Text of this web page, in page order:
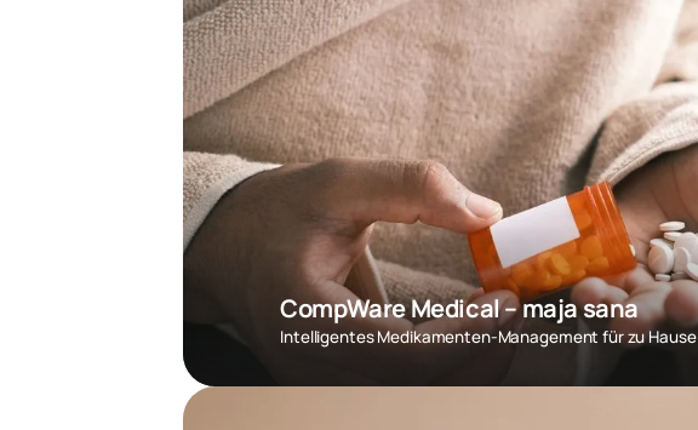
CompWare Medical – maja sana
Intelligentes Medikamenten-Management für zu Hause